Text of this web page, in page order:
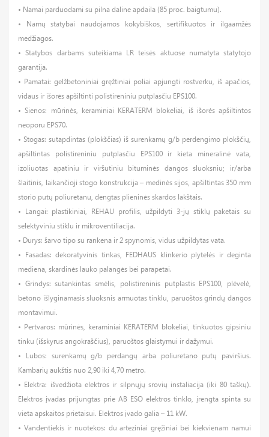
• Namai parduodami su pilna daline apdaila (85 proc. baigtumu).
• Namų statybai naudojamos kokybiškos, sertifikuotos ir ilgaamžės
medžiagos.
• Statybos darbams suteikiama LR teisės aktuose numatyta statytojo
garantija.
• Pamatai: gelžbetoniniai gręžtiniai poliai apjungti rostverku, iš apačios,
vidaus ir išorės apšiltinti polistireniniu putplasčiu EPS100.
• Sienos: mūrinės, keraminiai KERATERM blokeliai, iš išorės apšiltintos
neoporu EPS70.
• Stogas: sutapdintas (plokščias) iš surenkamų g/b perdengimo plokščių,
apšiltintas polistireniniu putplasčiu EPS100 ir kieta mineralinė vata,
izoliuotas apatiniu ir viršutiniu bituminės dangos sluoksniu; ir/arba
šlaitinis, laikančioji stogo konstrukcija – medinės sijos, apšiltintas 350 mm
storio putų poliuretanu, dengtas plieninės skardos lakštais.
• Langai: plastikiniai, REHAU profilis, užpildyti 3-jų stiklų paketais su
selektyviniu stiklu ir mikroventiliacija.
• Durys: šarvo tipo su rankena ir 2 spynomis, vidus užpildytas vata.
• Fasadas: dekoratyvinis tinkas, FEDHAUS klinkerio plytelės ir deginta
mediena, skardinės lauko palangės bei parapetai.
• Grindys: sutankintas smėlis, polistireninis putplastis EPS100, plėvelė,
betono išlyginamasis sluoksnis armuotas tinklu, paruoštos grindų dangos
montavimui.
• Pertvaros: mūrinės, keraminiai KERATERM blokeliai, tinkuotos gipsiniu
tinku (išskyrus angokraščius), paruoštos glaistymui ir dažymui.
• Lubos: surenkamų g/b perdangų arba poliuretano putų paviršius.
Kambarių aukštis nuo 2,90 iki 4,70 metro.
• Elektra: išvedžiota elektros ir silpnųjų srovių instaliacija (iki 80 taškų).
Elektros įvadas prijungtas prie AB ESO elektros tinklo, įrengta spinta su
vieta apskaitos prietaisui. Elektros įvado galia – 11 kW.
• Vandentiekis ir nuotekos: du arteziniai gręžiniai bei kiekvienam namui